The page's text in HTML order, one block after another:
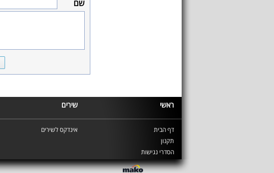
שם
ראשי שירים
דף הבית
תקנון
הסדרי נגישות
אינדקס לשירים